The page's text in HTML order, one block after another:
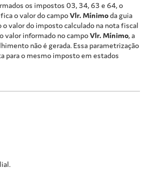
os impostos 03, 34, 63 e 64, o
o valor do campoVlr. Mínimoda guia
o valor do imposto calculado na nota fiscal
valor informado no campoVlr. Mínimo, a
não é gerada. Essa parametrização
para o mesmo imposto em estados